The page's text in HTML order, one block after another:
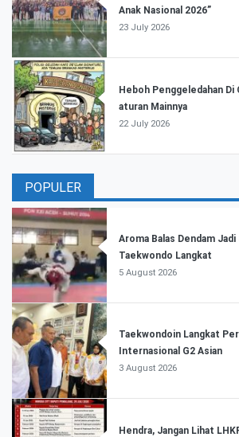
Anak Nasional 2026”
23 July 2026
Heboh Penggeledahan Di
aturan Mainnya
22 July 2026
POPULER
Aroma Balas Dendam
Taekwondo Langkat
5 August 2026
Taekwondoin Langkat
Internasional G2 Asian
3 August 2026
Hendra, Jangan Lihat